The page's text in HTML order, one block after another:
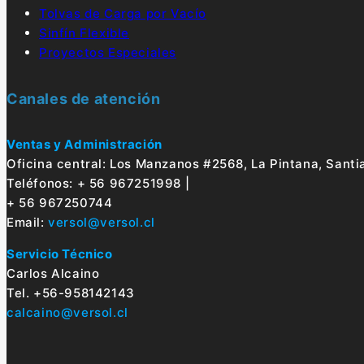
Tolvas de Carga por Vacío
Sinfín Flexible
Proyectos Especiales
Canales de atención
Ventas y Administración
Oficina central: Los Manzanos #2568, La Pintana,
Teléfonos: + 56 967251998 |
+ 56 967250744
Email:versol@versol.cl
Servicio Técnico
Carlos Alcaino
Tel. +56-958142143
calcaino@versol.cl